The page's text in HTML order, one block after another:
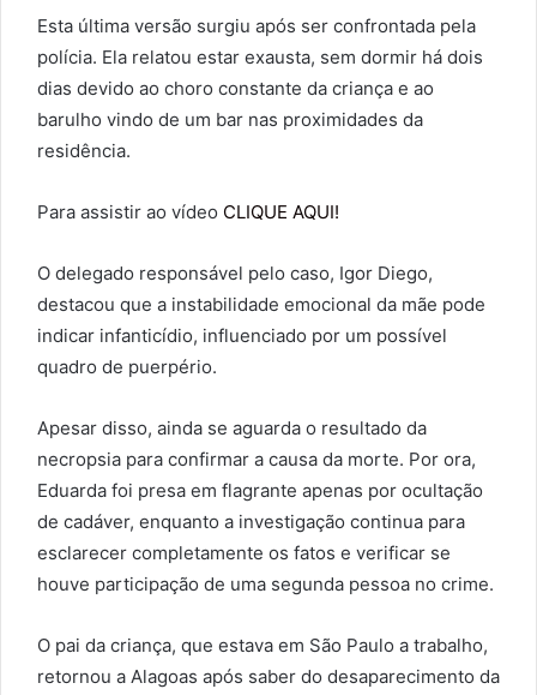
Esta última versão surgiu após ser confrontada pela
polícia. Ela relatou estar exausta, sem dormir há dois
dias devido ao choro constante da criança e ao
barulho vindo de um bar nas proximidades da
residência.
Para assistir ao vídeo CLIQUE AQUI!
O delegado responsável pelo caso, Igor Diego,
destacou que a instabilidade emocional da mãe pode
indicar infanticídio, influenciado por um possível
quadro de puerpério.
Apesar disso, ainda se aguarda o resultado da
necropsia para confirmar a causa da morte. Por ora,
Eduarda foi presa em flagrante apenas por ocultação
de cadáver, enquanto a investigação continua para
esclarecer completamente os fatos e verificar se
houve participação de uma segunda pessoa no crime.
O pai da criança, que estava em São Paulo a trabalho,
retornou a Alagoas após saber do desaparecimento da